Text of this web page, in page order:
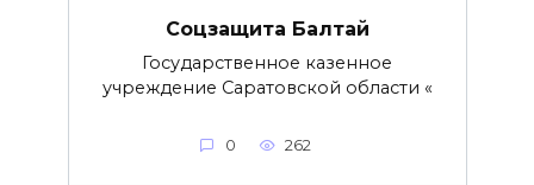
Соцзащита Балтай
Государственное казенное
учреждение Саратовской области «
0 262